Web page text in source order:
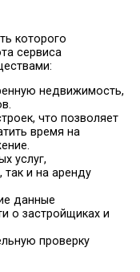
которого
сервиса
недвижимость,
что позволяет
время на
услуг,
так и на аренду
данные
о застройщиках и
проверку